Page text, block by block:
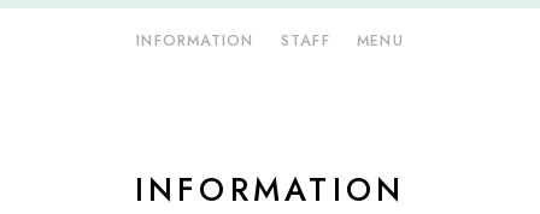
INFORMATION STAFF MENU
INFORMATION